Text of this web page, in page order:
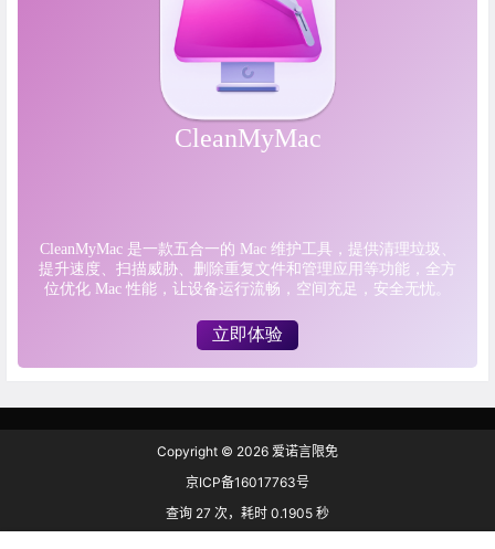
Copyright © 2026 爱诺言限免
京ICP备16017763号
查询 27 次，耗时 0.1905 秒